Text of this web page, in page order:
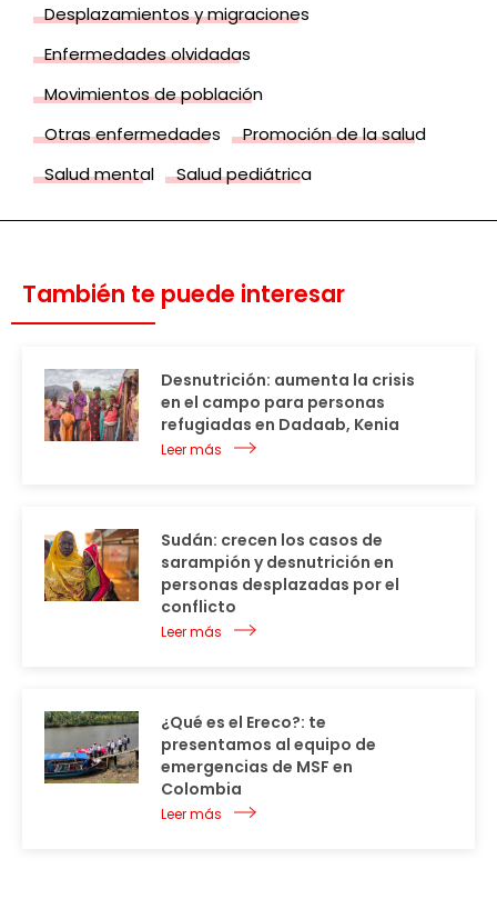
Desplazamientos y migraciones
Enfermedades olvidadas
Movimientos de población
Otras enfermedades
Promoción de la salud
Salud mental
Salud pediátrica
También te puede interesar
Desnutrición: aumenta la crisis
en el campo para personas
refugiadas en Dadaab, Kenia
Leer más
Sudán: crecen los casos de
sarampión y desnutrición en
personas desplazadas por el
conflicto
Leer más
¿Qué es el Ereco?: te
presentamos al equipo de
emergencias de MSF en
Colombia
Leer más